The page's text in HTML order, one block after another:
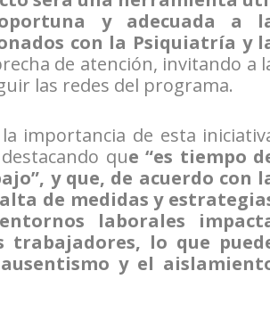
y adecuada a
con la Psiquiatría y
de atención, invitando a
las redes del programa.
importancia de esta
que “es tiempo
y que, de acuerdo con
de medidas y
laborales
lo que
y el